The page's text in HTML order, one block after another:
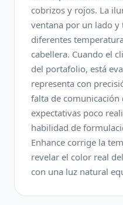
cobrizos y rojos. La
ventana por un lado
diferentes
cabellera. Cuando el
del portafolio, está
representa con
falta de comunicación
expectativas poco
habilidad de
Enhance corrige la
revelar el color real
con una luz natural